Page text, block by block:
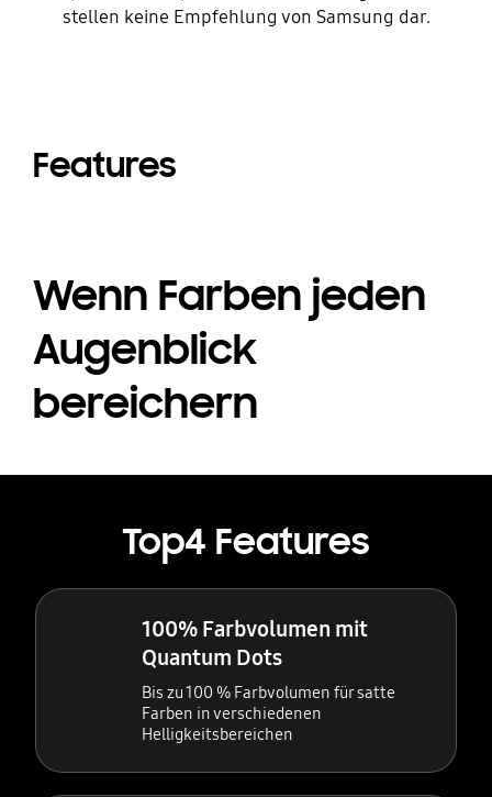
stellen keine Empfehlung von Samsung dar.
Features
Wenn Farben jeden
Augenblick
bereichern
Top4 Features
100% Farbvolumen mit
Quantum Dots
Bis zu 100 % Farbvolumen für satte
Farben in verschiedenen
Helligkeitsbereichen